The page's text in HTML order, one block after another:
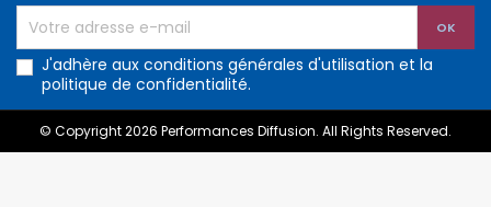
J'adhère aux conditions générales d'utilisation et la
politique de confidentialité.
© Copyright 2026 Performances Diffusion. All Rights Reserved.